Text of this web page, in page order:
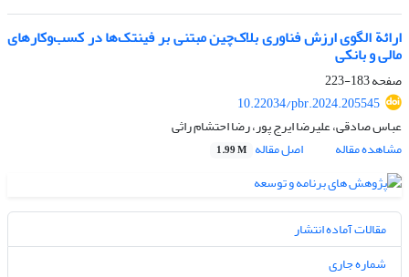
ارائة الگوی ارزش فناوری بلاک‏‌چین مبتنی بر فین‏تک‌ها در کسب‌وکارهای
مالی و بانکی
صفحه183-223
10.22034/pbr.2024.205545
عباس صادقی، علیرضا ایرج پور، رضا احتشام راثی
مشاهده مقاله
اصل مقاله 1.99 M
مقالات آماده انتشار
شماره جاری